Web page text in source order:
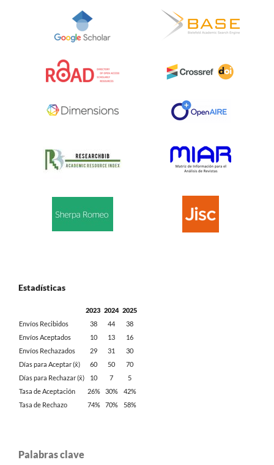
Estadísticas
2023 2024 2025
Envíos Recibidos
38 44
38
Envíos Aceptados
10 13
16
Envíos Rechazados
29 31
30
Días para Aceptar (x̄)
60 50
70
Días para Rechazar (x̄)
10 7
5
Tasa de Aceptación
26% 30%
42%
Tasa de Rechazo
74% 70% 58%
Palabras clave